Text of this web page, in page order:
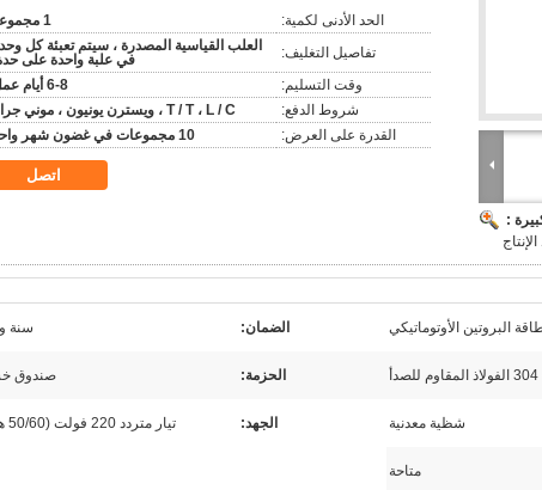
:
الحد الأدنى لكمية:
1 مجموعة
تفاصيل التغليف:
العلب القياسية المصدرة ، سيتم تعبئة كل
في علبة واحدة على
وقت التسليم:
6-8 أيام عمل
شروط الدفع:
T / T ، L / C ، ويسترن يونيون ، موني جرام
القدرة على العرض:
10 مجموعات في غضون شهر واحد
اتصل
البروتين الأوتوماتيكي الضمان: سنة
الحزمة: صندوق
شظية معدنية الجهد: تيار متردد 220 فولت (50/60 هرتز)
متاحة